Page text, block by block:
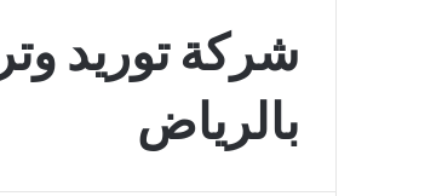
شركة توريد
بالرياض